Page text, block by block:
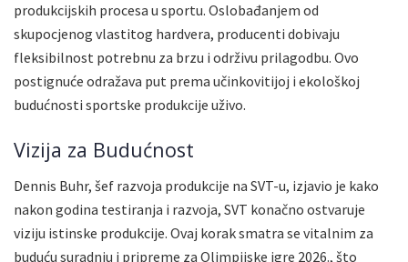
produkcijskih procesa u sportu. Oslobađanjem od
skupocjenog vlastitog hardvera, producenti dobivaju
fleksibilnost potrebnu za brzu i održivu prilagodbu. Ovo
postignuće odražava put prema učinkovitijoj i ekološkoj
budućnosti sportske produkcije uživo.
Vizija za Budućnost
Dennis Buhr, šef razvoja produkcije na SVT-u, izjavio je kako
nakon godina testiranja i razvoja, SVT konačno ostvaruje
viziju istinske produkcije. Ovaj korak smatra se vitalnim za
buduću suradnju i pripreme za Olimpijske igre 2026., što